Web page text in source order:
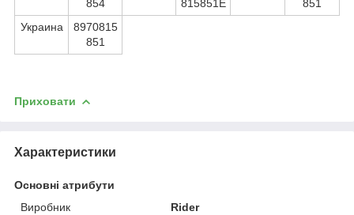
854 815851E
851
Украина
8970815
851
Приховати
Характеристики
Основні атрибути
Виробник
Rider